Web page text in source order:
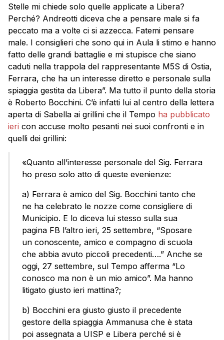
Stelle mi chiede solo quelle applicate a Libera?
Perché? Andreotti diceva che a pensare male si fa
peccato ma a volte ci si azzecca. Fatemi pensare
male. I consiglieri che sono qui in Aula li stimo e hanno
fatto delle grandi battaglie e mi stupisce che siano
caduti nella trappola del rappresentante M5S di Ostia,
Ferrara, che ha un interesse diretto e personale sulla
spiaggia gestita da Libera”. Ma tutto il punto della storia
è Roberto Bocchini. C’è infatti lui al centro della lettera
aperta di Sabella ai grillini che il Tempo ha pubblicato
ieri con accuse molto pesanti nei suoi confronti e in
quelli dei grillini:
«Quanto all’interesse personale del Sig. Ferrara
ho preso solo atto di queste evenienze:
a) Ferrara è amico del Sig. Bocchini tanto che
ne ha celebrato le nozze come consigliere di
Municipio. E lo diceva lui stesso sulla sua
pagina FB l’altro ieri, 25 settembre, “Sposare
un conoscente, amico e compagno di scuola
che abbia avuto piccoli precedenti….” Anche se
oggi, 27 settembre, sul Tempo afferma “Lo
conosco ma non è un mio amico”. Ma hanno
litigato giusto ieri mattina?;
b) Bocchini era giusto giusto il precedente
gestore della spiaggia Ammanusa che è stata
poi assegnata a UISP e Libera perché si è